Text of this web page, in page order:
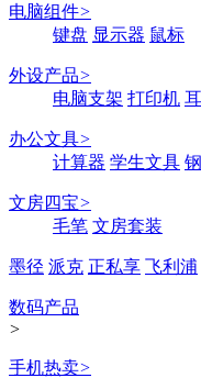
电脑组件>
键盘 显示器 鼠标
外设产品>
电脑支架 打印机
办公文具>
计算器 学生文具
文房四宝>
毛笔 文房套装
墨径 派克 正私享 飞利浦
数码产品
>
手机热卖>